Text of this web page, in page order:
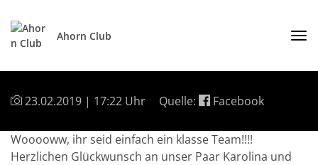
Ahorn Club
23.02.2019 | 17:22 Uhr Quelle: Facebook
Wooooww, ihr seid einfach ein klasse Team!!!!
Herzlichen Glückwunsch an unser Paar Karolina und